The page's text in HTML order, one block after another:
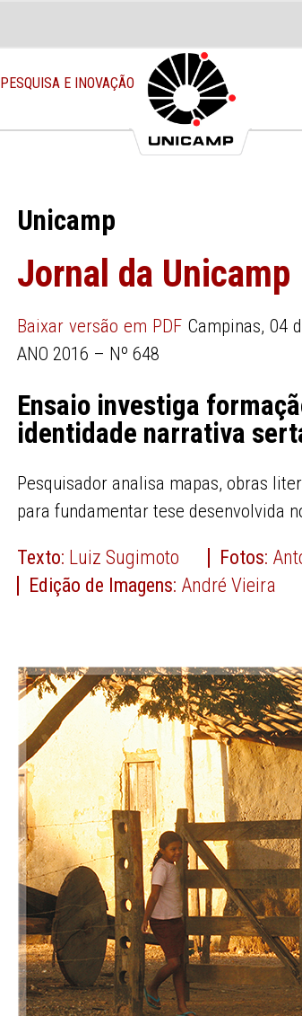
PESQUISA E INOVAÇÃO
Unicamp
Jornal da Unicamp
Baixar versão em PDF Campinas, 04
ANO 2016 – Nº 648
Ensaio investiga
identidade narrativa
Pesquisador analisa mapas, obras
para fundamentar tese desenvolvida
Texto: Luiz Sugimoto Fotos:
Edição de Imagens: André Vieira